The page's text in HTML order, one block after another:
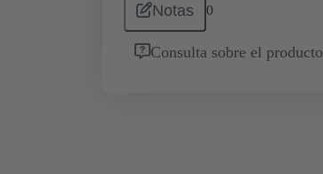
Notas 0
Consulta sobre el producto